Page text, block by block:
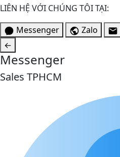
LIÊN HỆ VỚI CHÚNG TÔI TẠI:
Messenger
Zalo
←
Messenger
Sales TPHCM